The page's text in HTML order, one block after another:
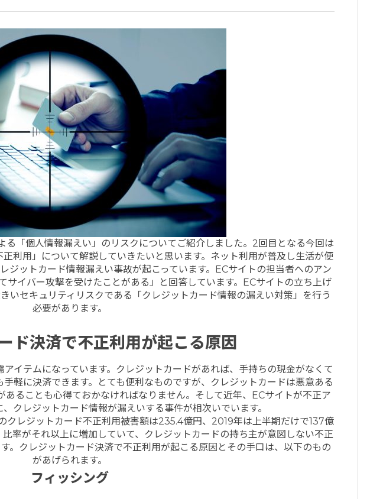
る「個人情報漏えい」のリスクについてご紹介しました。2回目となる今回は
利用」について解説していきたいと思います。ネット利用が普及し生活が便
ジットカード情報漏えい事故が起こっています。ECサイトの担当者へのアン
サイバー攻撃を受けたことがある」と回答しています。ECサイトの立ち上げ
いセキュリティリスクである「クレジットカード情報の漏えい対策」を行う
必要があります。
ド決済で不正利用が起こる原因
イテムになっています。クレジットカードがあれば、手持ちの現金がなくて
軽に決済できます。とても便利なものですが、クレジットカードは悪意ある
ることも心得ておかなければなりません。そして近年、ECサイトが不正ア
クレジットカード情報が漏えいする事件が相次いでいます。
クレジットカード不正利用被害額は235.4億円、2019年は上半期だけで137億
率がそれ以上に増加していて、クレジットカードの持ち主が意図しない不正
。クレジットカード決済で不正利用が起こる原因とその手口は、以下のもの
があげられます。
フィッシング